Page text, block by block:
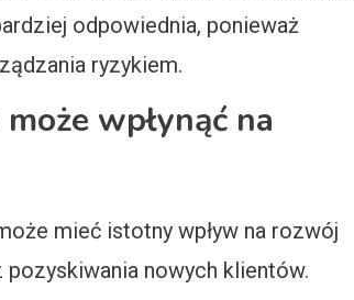
odpowiednia, ponieważ
ryzykiem.
wpłynąć na
mieć istotny wpływ na rozwój
nowych klientów.